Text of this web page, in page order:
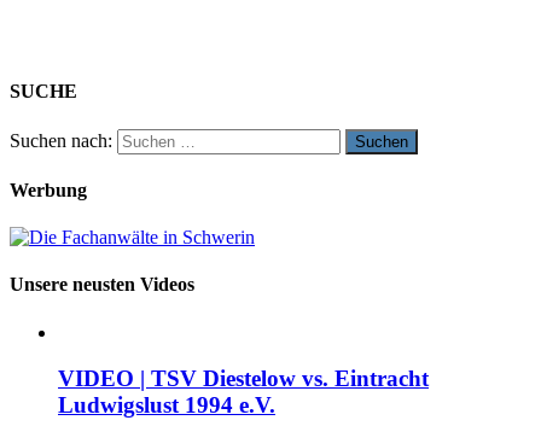
SUCHE
Suchen nach:
Werbung
Unsere neusten Videos
VIDEO | TSV Diestelow vs. Eintracht
Ludwigslust 1994 e.V.